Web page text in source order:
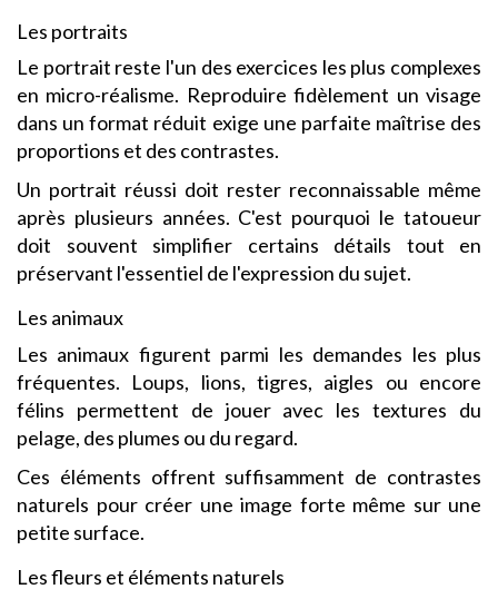
Les portraits
Le portrait reste l'un des exercices les plus complexes
en micro-réalisme. Reproduire fidèlement un visage
dans un format réduit exige une parfaite maîtrise des
proportions et des contrastes.
Un portrait réussi doit rester reconnaissable même
après plusieurs années. C'est pourquoi le tatoueur
doit souvent simplifier certains détails tout en
préservant l'essentiel de l'expression du sujet.
Les animaux
Les animaux figurent parmi les demandes les plus
fréquentes. Loups, lions, tigres, aigles ou encore
félins permettent de jouer avec les textures du
pelage, des plumes ou du regard.
Ces éléments offrent suffisamment de contrastes
naturels pour créer une image forte même sur une
petite surface.
Les fleurs et éléments naturels